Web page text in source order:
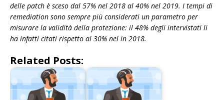
delle patch è sceso dal 57% nel 2018 al 40% nel 2019. I tempi di
remediation sono sempre più considerati un parametro per
misurare la validità della protezione: il 48% degli intervistati li
ha infatti citati rispetto al 30% nel in 2018.
Related Posts: